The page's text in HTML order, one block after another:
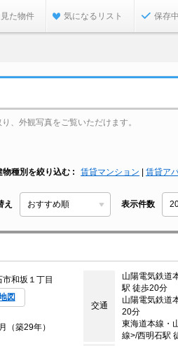
た物件 気になるリスト 保存
、外観写真をご覧いただけます。
物種別を絞り込む 賃貸マンション 賃貸ア
え 表示件数
和坂１丁目
図
交通
山陽電気鉄道
駅 徒歩20分
山陽電気鉄道
20分
東海道本線・
線>/西明石駅
（築29年）